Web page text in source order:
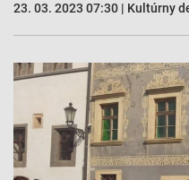
23. 03. 2023 07:30 | Kultúrny